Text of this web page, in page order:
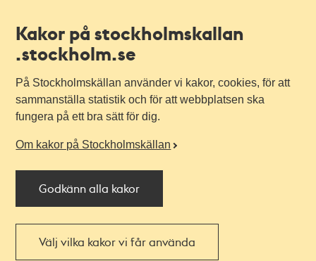
Kakor på stockholmskallan
.stockholm.se
På Stockholmskällan använder vi kakor, cookies, för att
sammanställa statistik och för att webbplatsen ska
fungera på ett bra sätt för dig.
Om kakor på Stockholmskällan
Godkänn alla kakor
Välj vilka kakor vi får använda